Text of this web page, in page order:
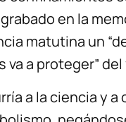
en la
matutina un
va a proteger” del
a la ciencia y